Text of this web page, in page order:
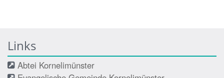
Links
Abtei Kornelimünster